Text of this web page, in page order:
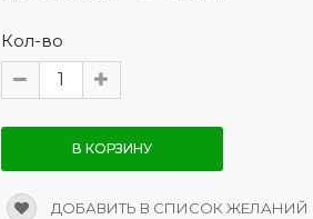
Кол-во
В КОРЗИНУ
ДОБАВИТЬ В СПИСОК ЖЕЛАНИЙ